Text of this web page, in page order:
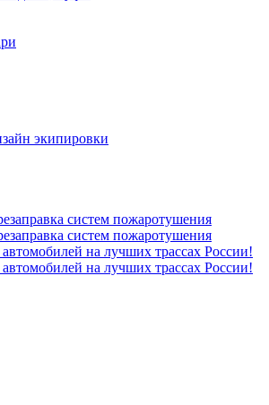
экипировки
систем пожаротушения
систем пожаротушения
на лучших трассах России!
на лучших трассах России!